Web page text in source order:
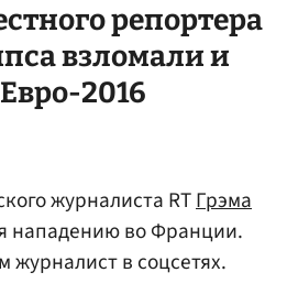
репортера
взломали и
2016
журналиста RTГрэма
нападению во Франции.
журналист в соцсетях.